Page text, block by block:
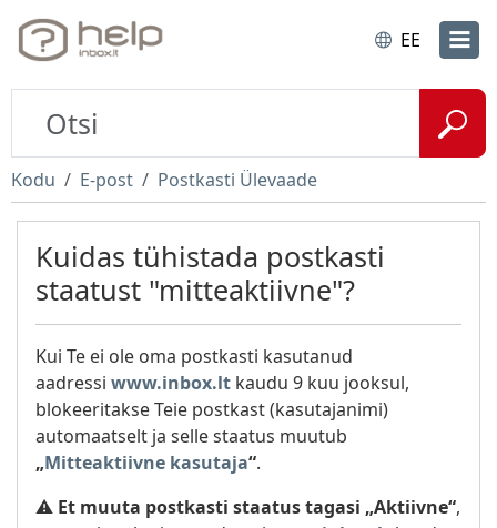
EE
Kodu E-post Postkasti Ülevaade
Kuidas tühistada postkasti
staatust "mitteaktiivne"?
Kui Te ei ole oma postkasti kasutanud
aadressi www.inbox.lt kaudu 9 kuu jooksul,
blokeeritakse Teie postkast (kasutajanimi)
automaatselt ja selle staatus muutub
„Mitteaktiivne kasutaja“.
⚠️ Et muuta postkasti staatus tagasi „Aktiivne“,